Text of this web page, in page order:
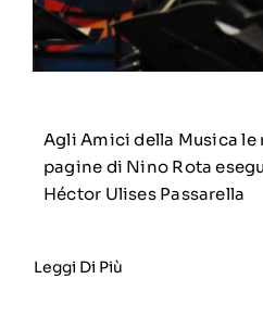
Agli Amici della Musica le
pagine di Nino Rota
Héctor Ulises Passarella
Leggi Di Più